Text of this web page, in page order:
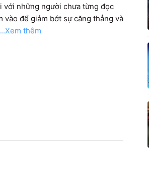
với những người chưa từng đọc
vào để giảm bớt sự căng thẳng và
...Xem thêm